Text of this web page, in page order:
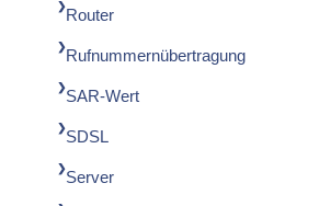
Router
Rufnummernübertragung
SAR-Wert
SDSL
Server